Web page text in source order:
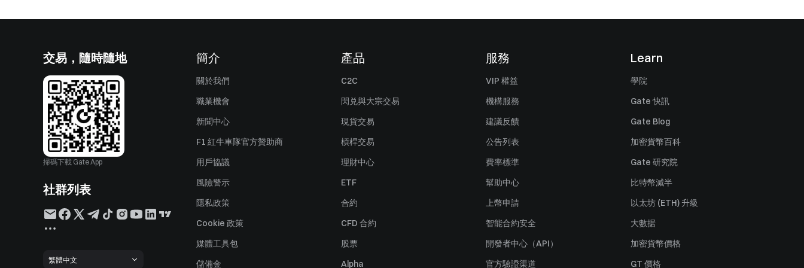
交易，隨時隨地
掃碼下載 Gate App
社群列表
繁體中文
簡介
關於我們
職業機會
新聞中心
F1 紅牛車隊官方贊助商
用戶協議
風險警示
隱私政策
Cookie 政策
媒體工具包
儲備金
產品
C2C
閃兑與大宗交易
現貨交易
槓桿交易
理財中心
ETF
合約
CFD 合約
股票
Alpha
服務
VIP 權益
機構服務
建議反饋
公告列表
費率標準
幫助中心
上幣申請
智能合約安全
開發者中心（API）
官方驗證渠道
Learn
學院
Gate 快訊
Gate Blog
加密貨幣百科
Gate 研究院
比特幣減半
以太坊 (ETH) 升級
大數据
加密貨幣價格
GT 價格